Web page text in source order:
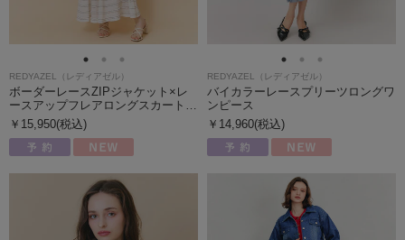
REDYAZEL（レディアゼル）
ボーダーレースZIPジャケット×レ
ースアップフレアロングスカート…
￥15,950(税込)
REDYAZEL（レディアゼル）
バイカラーレースプリーツロングワ
ンピース
￥14,960(税込)